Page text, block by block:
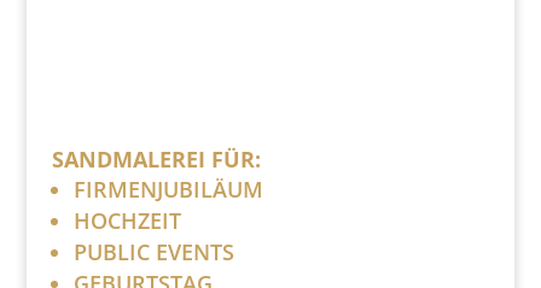
SANDMALEREI FÜR:
FIRMENJUBILÄUM
HOCHZEIT
PUBLIC EVENTS